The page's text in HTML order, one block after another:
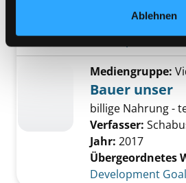
Ablehnen
2016
Übergeordnetes
Development
Mediengruppe:
Bauer unser
billige Nahrung -
Verfasser:
Jahr: 2017
Übergeordnetes
Development